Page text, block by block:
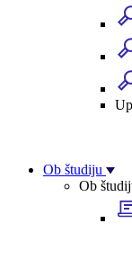
Ob študiju
Ob